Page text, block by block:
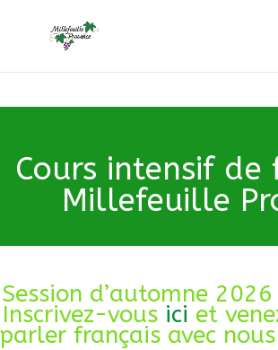
Cours intensif de
Millefeuille
Session d’automne 2026
Inscrivez-vousici et
parler français avec